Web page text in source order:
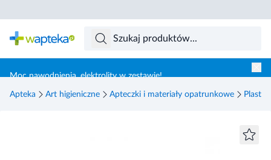
Moc nawodnienia, elektrolity w zestawie!
Apteka Art higieniczne Apteczki i materiały opatrunkowe